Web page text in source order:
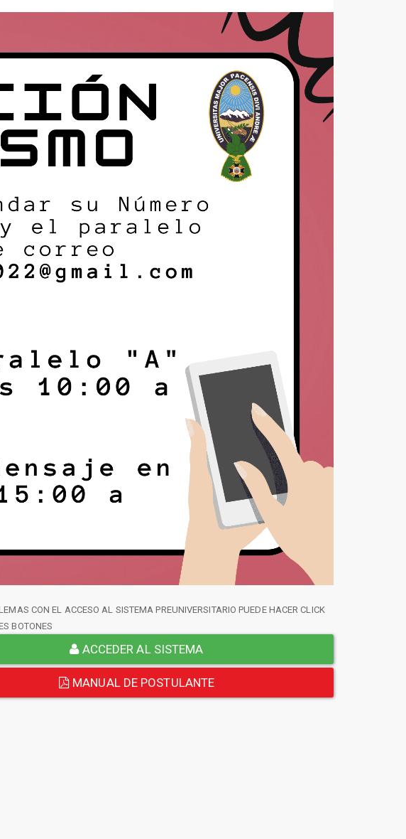
CON EL ACCESO AL SISTEMA PREUNIVERSITARIO PUEDE HACER CLICK
BOTONES
ACCEDER AL SISTEMA
MANUAL DE POSTULANTE